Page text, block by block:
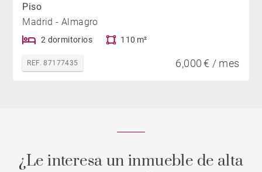
Piso
Madrid - Almagro
2 dormitorios 110 m²
REF. 87177435 6,000 € / mes
¿Le interesa un inmueble de alta